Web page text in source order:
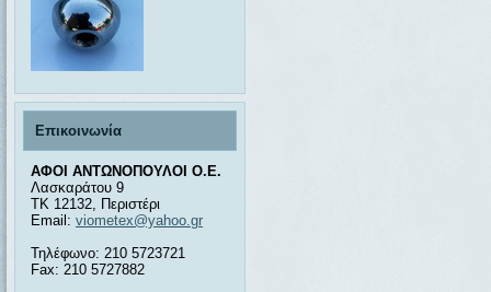
Επικοινωνία
ΑΦΟΙ ΑΝΤΩΝΟΠΟΥΛΟΙ Ο.Ε.
Λασκαράτου 9
ΤΚ 12132, Περιστέρι
Email: viometex@yahoo.gr
Τηλέφωνο: 210 5723721
Fax: 210 5727882